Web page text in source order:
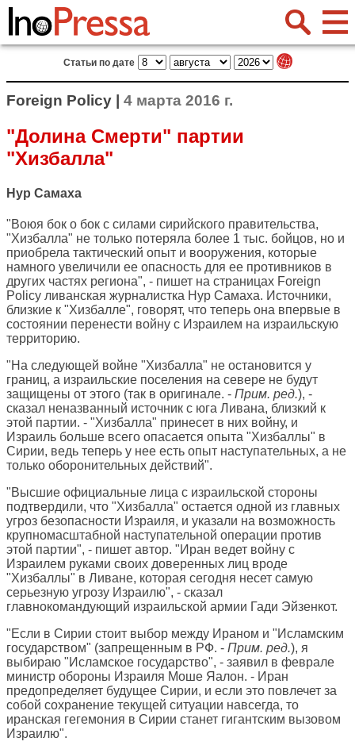
Статьи по дате
Foreign Policy | 4 марта 2016 г.
"Долина Смерти" партии
"Хизбалла"
Нур Самаха
"Воюя бок о бок с силами сирийского правительства,
"Хизбалла" не только потеряла более 1 тыс. бойцов, но и
приобрела тактический опыт и вооружения, которые
намного увеличили ее опасность для ее противников в
других частях региона", - пишет на страницах Foreign
Policy ливанская журналистка Нур Самаха. Источники,
близкие к "Хизбалле", говорят, что теперь она впервые в
состоянии перенести войну с Израилем на израильскую
территорию.
"На следующей войне "Хизбалла" не остановится у
границ, а израильские поселения на севере не будут
защищены от этого (так в оригинале. - Прим. ред.), -
сказал неназванный источник с юга Ливана, близкий к
этой партии. - "Хизбалла" принесет в них войну, и
Израиль больше всего опасается опыта "Хизбаллы" в
Сирии, ведь теперь у нее есть опыт наступательных, а не
только оборонительных действий".
"Высшие официальные лица с израильской стороны
подтвердили, что "Хизбалла" остается одной из главных
угроз безопасности Израиля, и указали на возможность
крупномасштабной наступательной операции против
этой партии", - пишет автор. "Иран ведет войну с
Израилем руками своих доверенных лиц вроде
"Хизбаллы" в Ливане, которая сегодня несет самую
серьезную угрозу Израилю", - сказал
главнокомандующий израильской армии Гади Эйзенкот.
"Если в Сирии стоит выбор между Ираном и "Исламским
государством" (запрещенным в РФ. - Прим. ред.), я
выбираю "Исламское государство", - заявил в феврале
министр обороны Израиля Моше Яалон. - Иран
предопределяет будущее Сирии, и если это повлечет за
собой сохранение текущей ситуации навсегда, то
иранская гегемония в Сирии станет гигантским вызовом
Израилю".